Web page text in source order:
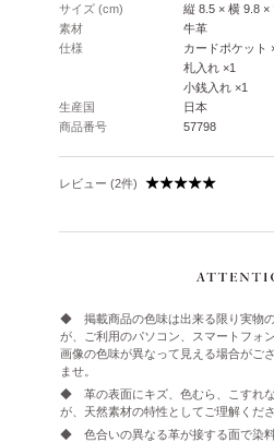
サイズ (cm)
縦 8.5 × 横 9.8 ×
素材
牛革
仕様
カードポケット
札入れ ×1
小銭入れ ×1
生産国
日本
商品番号
57798
レビュー (2件)
◆ 掲載商品の色味は出来る限り実物
が、ご利用のパソコン、スマートフォ
画像の色味が異なって見える場合がご
ませ。
◆ 革の表面にキズ、色むら、こすれ
が、天然素材の特性としてご理解くださ
◆ 色合いの異なる革が接する面で染料